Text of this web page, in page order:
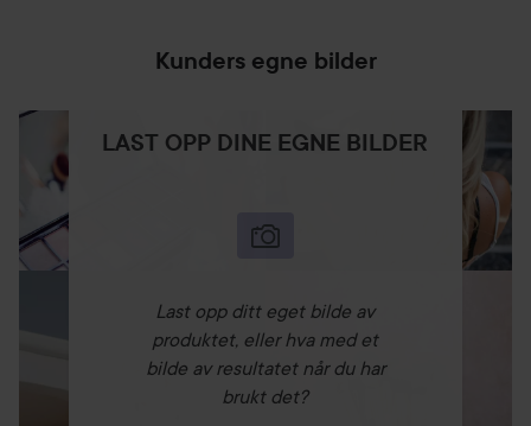
Kunders egne bilder
LAST OPP DINE EGNE BILDER
Last opp ditt eget bilde av
produktet, eller hva med et
bilde av resultatet når du har
brukt det?